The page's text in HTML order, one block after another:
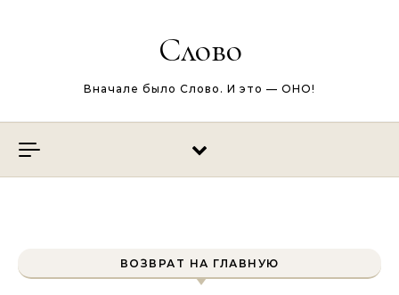
Слово
Вначале было Слово. И это — ОНО!
ВОЗВРАТ НА ГЛАВНУЮ